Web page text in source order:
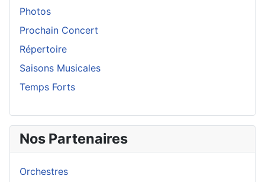
Photos
Prochain Concert
Répertoire
Saisons Musicales
Temps Forts
Nos Partenaires
Orchestres